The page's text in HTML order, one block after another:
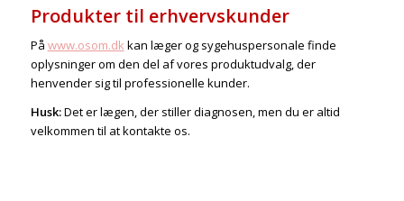
Produkter til erhvervskunder
På www.osom.dk kan læger og sygehuspersonale finde
oplysninger om den del af vores produktudvalg, der
henvender sig til professionelle kunder.
Husk:Det er lægen, der stiller diagnosen, men du er altid
velkommen til at kontakte os.